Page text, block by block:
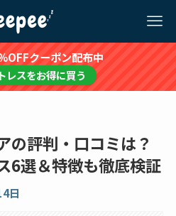
クーポン配布中
レスをお得に買う
の評判・口コミは？
6選＆特徴も徹底検証
日